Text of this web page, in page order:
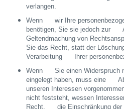
verlangen.
Wenn wir Ihre
benötigen, Sie sie jedoch zur
Geltendmachung von
Sie das Recht, statt der
Verarbeitung Ihrer
Wenn Sie einen Widerspruch
eingelegt haben, muss eine
unseren Interessen
nicht feststeht, wessen
Recht, die Einschränkung der